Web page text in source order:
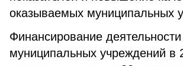
оказываемых муниципальных
Финансирование деятельности
муниципальных учреждений в